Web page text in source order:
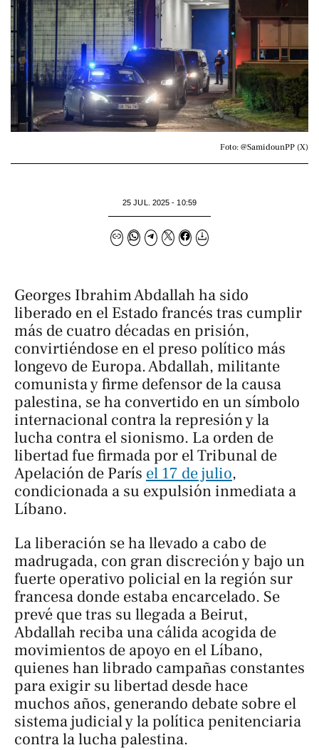
Foto: @SamidounPP (X)
25 JUL. 2025 - 10:59
Georges Ibrahim Abdallah ha sido
liberado en el Estado francés tras cumplir
más de cuatro décadas en prisión,
convirtiéndose en el preso político más
longevo de Europa. Abdallah, militante
comunista y firme defensor de la causa
palestina, se ha convertido en un símbolo
internacional contra la represión y la
lucha contra el sionismo. La orden de
libertad fue firmada por el Tribunal de
Apelación de París el 17 de julio,
condicionada a su expulsión inmediata a
Líbano.
La liberación se ha llevado a cabo de
madrugada, con gran discreción y bajo un
fuerte operativo policial en la región sur
francesa donde estaba encarcelado. Se
prevé que tras su llegada a Beirut,
Abdallah reciba una cálida acogida de
movimientos de apoyo en el Líbano,
quienes han librado campañas constantes
para exigir su libertad desde hace
muchos años, generando debate sobre el
sistema judicial y la política penitenciaria
contra la lucha palestina.